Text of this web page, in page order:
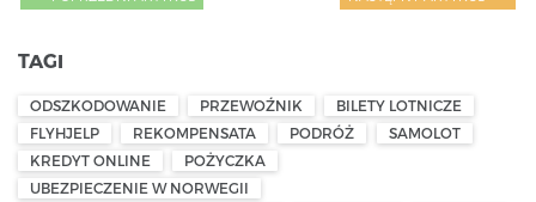
TAGI
ODSZKODOWANIE PRZEWOŹNIK
BILETY LOTNICZE
FLYHJELP
REKOMPENSATA PODRÓŻ
SAMOLOT
KREDYT ONLINE
POŻYCZKA
UBEZPIECZENIE W NORWEGII